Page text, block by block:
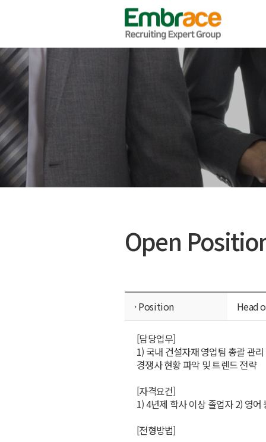
Open
· Position Head
[담당업무]
1) 국내 건설자재 영업팀 총괄 관
경쟁사 현황 파악 및 트렌드 전략
[자격요건]
1) 4년제 학사 이상 졸업자 2) 영
[전형방법]